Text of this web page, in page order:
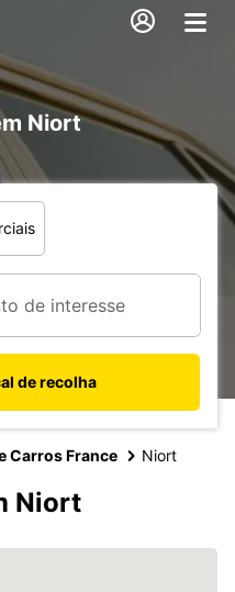
Niort
de recolha
Carros France Niort
Niort